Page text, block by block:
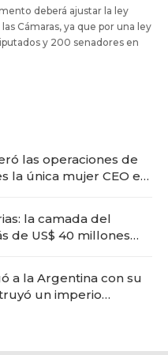
deberá ajustar la ley
Cámaras, ya que por una ley
y 200 senadores en
las operaciones de
la única mujer CEO en
la camada del
de US$ 40 millones
a la Argentina con su
un imperio